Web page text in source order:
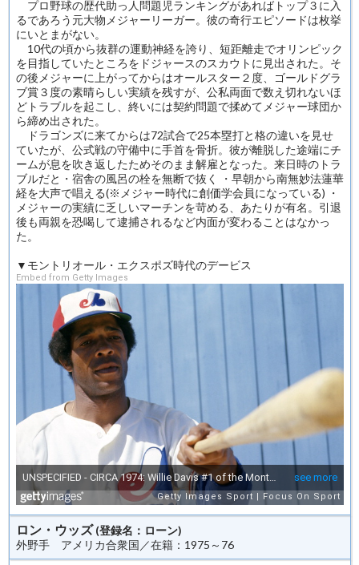
プロ野球の歴代助っ人問題児ランキングがあればトップ３に入
るであろう元大物メジャーリーガー。彼の奇行エピソードは枚挙
にいとまがない。
10代の頃から抜群の運動神経を誇り、短距離走でオリンピック
を目指していたところをドジャースのスカウトに見出された。そ
の後メジャーに上がってからはオールスター２度、ゴールドグラ
ブ賞３度の素晴らしい実績を残すが、公私両面で数え切れないほ
どトラブルを起こし、終いには契約問題で揉めてメジャー球団か
ら締め出された。
ドラゴンズに来てからは72試合で25本塁打と格の違いを見せ
ていたが、公式戦の守備中に手首を骨折。彼が離脱した途端にチ
ームが息を吹き返したためそのまま解雇となった。来日時のトラ
ブルだと・宿舎の風呂の栓を無断で抜く ・早朝から南無妙法蓮華
経を大声で唱える(※メジャー時代に創価学会員になっている) ・
メジャーの実績に乏しいマーチンを苛める、あたりが有名。引退
後も両親を恐喝して逮捕されるなど内面が変わることはなかっ
た。
▼モントリオール・エクスポズ時代のデービス
Embed from Getty Images
ロン・ウッズ(登録名：ローン)
外野手 アメリカ合衆国／在籍：1975～76